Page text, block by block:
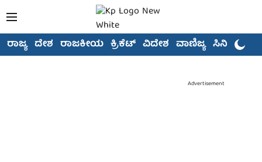
ರಾಜ್ಯ ದೇಶ ರಾಜಕೀಯ ಕ್ರಿಕೆಟ್ ವಿದೇಶ ವಾಣಿಜ್ಯ ಸಿನಿಮಾ
Advertisement